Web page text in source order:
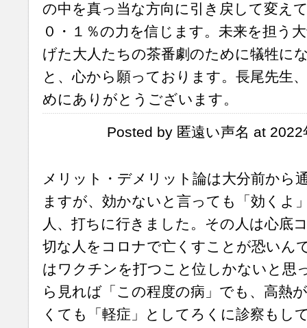
の中を真っ当な方向に引き戻して変え
０・１％の力を信じます。未来を担う
げた大人たちの茶番劇のために犠牲に
と、心から願っております。長尾先生
めにありがとうございます。
Posted by 匿遠い声名 at
メリット・デメリット論は大分前から
ますが、効かないと言っても「効くよ
人、打ちに行きました。その人は心底
切な人をコロナで亡くすことが恐いん
はワクチンを打つこと位しかないと思
ら見れば「この程度の病」でも、高熱
くても「軽症」としてろくに診察もし